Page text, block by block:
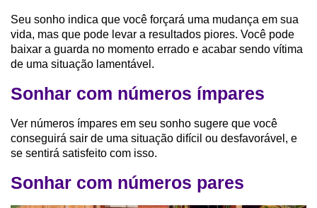
Seu sonho indica que você forçará uma mudança em sua
vida, mas que pode levar a resultados piores. Você pode
baixar a guarda no momento errado e acabar sendo vítima
de uma situação lamentável.
Sonhar com números ímpares
Ver números ímpares em seu sonho sugere que você
conseguirá sair de uma situação difícil ou desfavorável, e
se sentirá satisfeito com isso.
Sonhar com números pares